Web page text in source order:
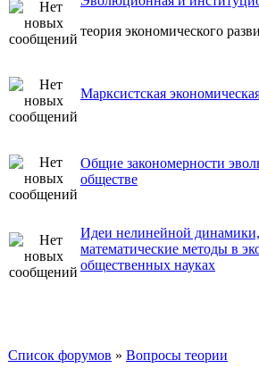
теория экономического
Марксистская
Общие закономерности
обществе
Идеи нелинейной
математические методы в
общественных науках
Список форумов » Вопросы теории